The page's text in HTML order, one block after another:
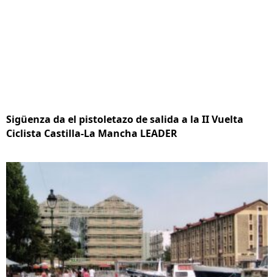
Sigüenza da el pistoletazo de salida a la II Vuelta
Ciclista Castilla-La Mancha LEADER